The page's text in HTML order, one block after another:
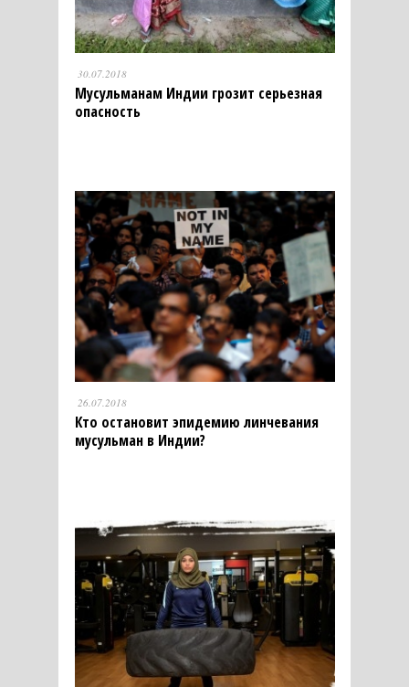
30.07.2018
Мусульманам Индии грозит серьезная
опасность
26.07.2018
Кто остановит эпидемию линчевания
мусульман в Индии?